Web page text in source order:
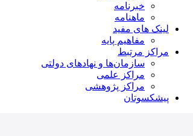
خبرنامه
ماهنامه
لینک های مفید
مفاهیم پایه
مراکز مرتبط
سازمان‌ها و نهادهای دولتی
مراکز علمی
مراکز پژوهشی
پیشکسوتان